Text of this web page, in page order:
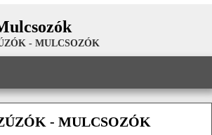
- MULCSOZÓK
- MULCSOZÓK